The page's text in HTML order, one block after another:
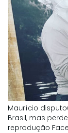
Maurício
Brasil, mas
reprodução